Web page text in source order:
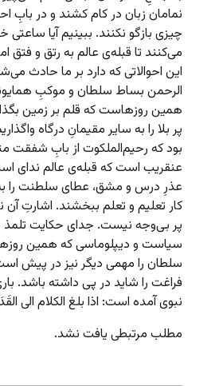
نمامان زبان در کام کشند و در بابِ
چیزی بازگو نکنند. ببینیم آیا ساعتی
می‌کنند تا قبله‌ی عالم به رتق و فتق
این احوالاتی که دارد بر ما حادث
الرحمن بساط سلطان و موکبِ
همین روزهاست که قلم بر زمین
پر بلا را به سایر مقیمانِ درگاه
بود که رحیم‌الملکوت از بابِ شفقت
عنقریب است که قبله‌ی عالم ندای
عذرِ درس و مشق، عطای سلطنت را
کار تعلیم و تعلم ببخشند. اشارتِ
پر بی‌وجه نیست. جدای حکایت تلمذ
سیاست و دیپلوماسی که همین
سلطان را مهمی دیگر نیز در پیش
فراغت را شاید در پی داشته باشد.
نبوی آمده است: اذا بلغ الکلام الی
مطلب مرتبطی یافت نشد.